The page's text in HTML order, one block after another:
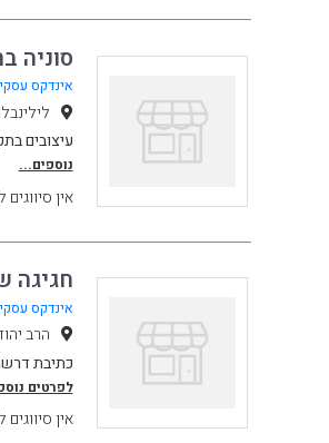
סוניה
אינדקס
לילינבלום 14, תל אביב יפו ,
עיצובים
נוספים...
אין
חגיגה
אינדקס
הרב יהודה צבי
כתיבת
לפרטים
אין